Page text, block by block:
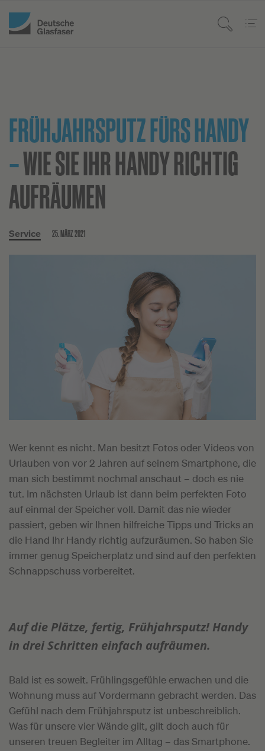
FRÜHJAHRSPUTZ FÜRS HANDY
–WIE SIE IHR HANDY RICHTIG
AUFRÄUMEN
Service 25. MÄRZ 2021
Wer kennt es nicht. Man besitzt Fotos oder Videos von
Urlauben von vor 2 Jahren auf seinem Smartphone, die
man sich bestimmt nochmal anschaut – doch es nie
tut. Im nächsten Urlaub ist dann beim perfekten Foto
auf einmal der Speicher voll. Damit das nie wieder
passiert, geben wir Ihnen hilfreiche Tipps und Tricks an
die Hand Ihr Handy richtig aufzuräumen. So haben Sie
immer genug Speicherplatz und sind auf den perfekten
Schnappschuss vorbereitet.
Auf die Plätze, fertig, Frühjahrsputz! Handy
in drei Schritten einfach aufräumen.
Bald ist es soweit. Frühlingsgefühle erwachen und die
Wohnung muss auf Vordermann gebracht werden. Das
Gefühl nach dem Frühjahrsputz ist unbeschreiblich.
Was für unsere vier Wände gilt, gilt doch auch für
unseren treuen Begleiter im Alltag – das Smartphone.